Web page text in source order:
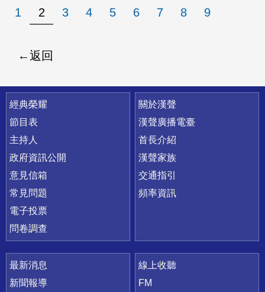
1 2 3 4 5 6 7 8 9
返回
快速連結
經典榮耀
節目表
主持人
政府資訊公開
意見信箱
常見問題
電子投票
問卷調查
關於漢聲
漢聲廣播電臺
首長介紹
漢聲家族
交通指引
頻率資訊
最新消息
新聞報導
線上收聽
FM